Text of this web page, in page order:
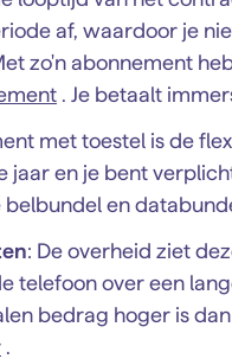
af, waardoor je
zo'n abonnement
. Je betaalt
met toestel is de
jaar en je bent
belbundel en
: De overheid ziet
telefoon over een
bedrag hoger is
.